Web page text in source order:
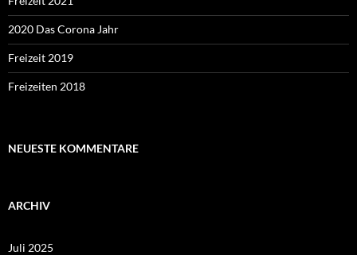
2020 Das Corona Jahr
Freizeit 2019
Freizeiten 2018
NEUESTE KOMMENTARE
ARCHIV
Juli 2025